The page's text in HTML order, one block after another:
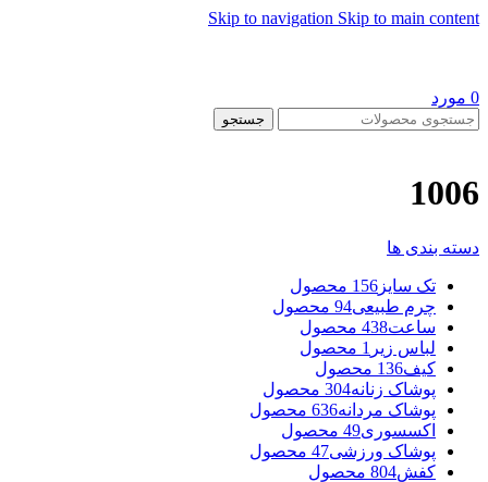
Skip to navigation Skip to main content
0 مورد
جستجو
1006
دسته بندی ها
تک سایز 156 محصول
چرم طبیعی94 محصول
ساعت438 محصول
لباس زیر 1 محصول
کیف136 محصول
پوشاک زنانه304 محصول
پوشاک مردانه636 محصول
اکسسوری49 محصول
پوشاک ورزشی47 محصول
کفش804 محصول